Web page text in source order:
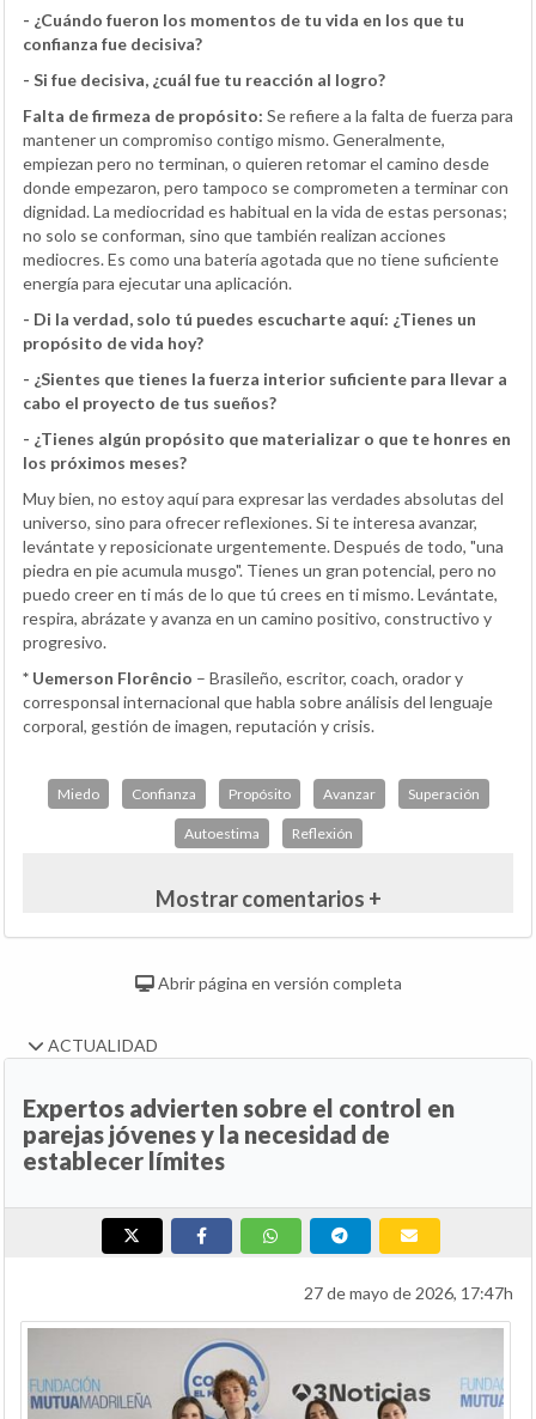
- ¿Cuándo fueron los momentos de tu vida en los que tu
confianza fue decisiva?
- Si fue decisiva, ¿cuál fue tu reacción al logro?
Falta de firmeza de propósito: Se refiere a la falta de fuerza para
mantener un compromiso contigo mismo. Generalmente,
empiezan pero no terminan, o quieren retomar el camino desde
donde empezaron, pero tampoco se comprometen a terminar con
dignidad. La mediocridad es habitual en la vida de estas personas;
no solo se conforman, sino que también realizan acciones
mediocres. Es como una batería agotada que no tiene suficiente
energía para ejecutar una aplicación.
- Di la verdad, solo tú puedes escucharte aquí: ¿Tienes un
propósito de vida hoy?
- ¿Sientes que tienes la fuerza interior suficiente para llevar a
cabo el proyecto de tus sueños?
- ¿Tienes algún propósito que materializar o que te honres en
los próximos meses?
Muy bien, no estoy aquí para expresar las verdades absolutas del
universo, sino para ofrecer reflexiones. Si te interesa avanzar,
levántate y reposicionate urgentemente. Después de todo, "una
piedra en pie acumula musgo". Tienes un gran potencial, pero no
puedo creer en ti más de lo que tú crees en ti mismo. Levántate,
respira, abrázate y avanza en un camino positivo, constructivo y
progresivo.
* Uemerson Florêncio – Brasileño, escritor, coach, orador y
corresponsal internacional que habla sobre análisis del lenguaje
corporal, gestión de imagen, reputación y crisis.
Miedo Confianza Propósito Avanzar Superación
Autoestima Reflexión
Mostrar comentarios +
Abrir página en versión completa
ACTUALIDAD
Expertos advierten sobre el control en
parejas jóvenes y la necesidad de
establecer límites
27 de mayo de 2026, 17:47h